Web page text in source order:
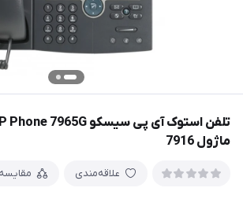
ماژول 7916
علاقه‌مندی مقایسه